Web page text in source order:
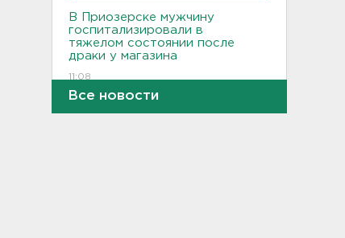
В Приозерске мужчину
госпитализировали в
тяжелом состоянии после
драки у магазина
11:08
Число постралавших в
Все новости